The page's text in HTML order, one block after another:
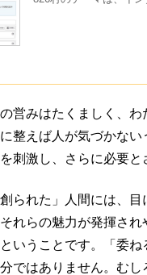
営みはたくましく、
整えば人が気づかな
刺激し、さらに必要
られた」人間には、
れらの魅力が発揮さ
いうことです。「委
ではありません。む